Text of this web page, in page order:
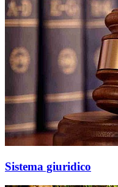
Sistema giuridico